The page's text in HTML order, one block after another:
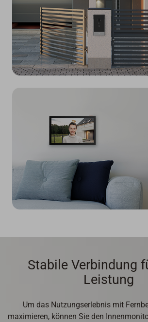
Stabile Verbindung
Leistung
Um das Nutzungserlebnis mit
maximieren, können Sie den